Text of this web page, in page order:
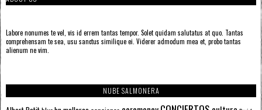
Labore nonumes te vel, vis id errem tantas tempor. Solet quidam salutatus at quo. Tantas
comprehensam te sea, usu sanctus similique ei. Viderer admodum mea et, probo tantas
alienum ne vim.
NUBE SALMONERA